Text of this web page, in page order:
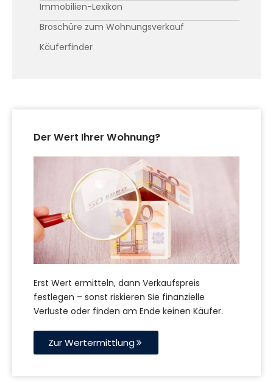
Immobilien-Lexikon
Broschüre zum Wohnungsverkauf
Käuferfinder
Der Wert Ihrer Wohnung?
Erst Wert ermitteln, dann Verkaufspreis
festlegen – sonst riskieren Sie finanzielle
Verluste oder finden am Ende keinen Käufer.
Zur Wertermittlung